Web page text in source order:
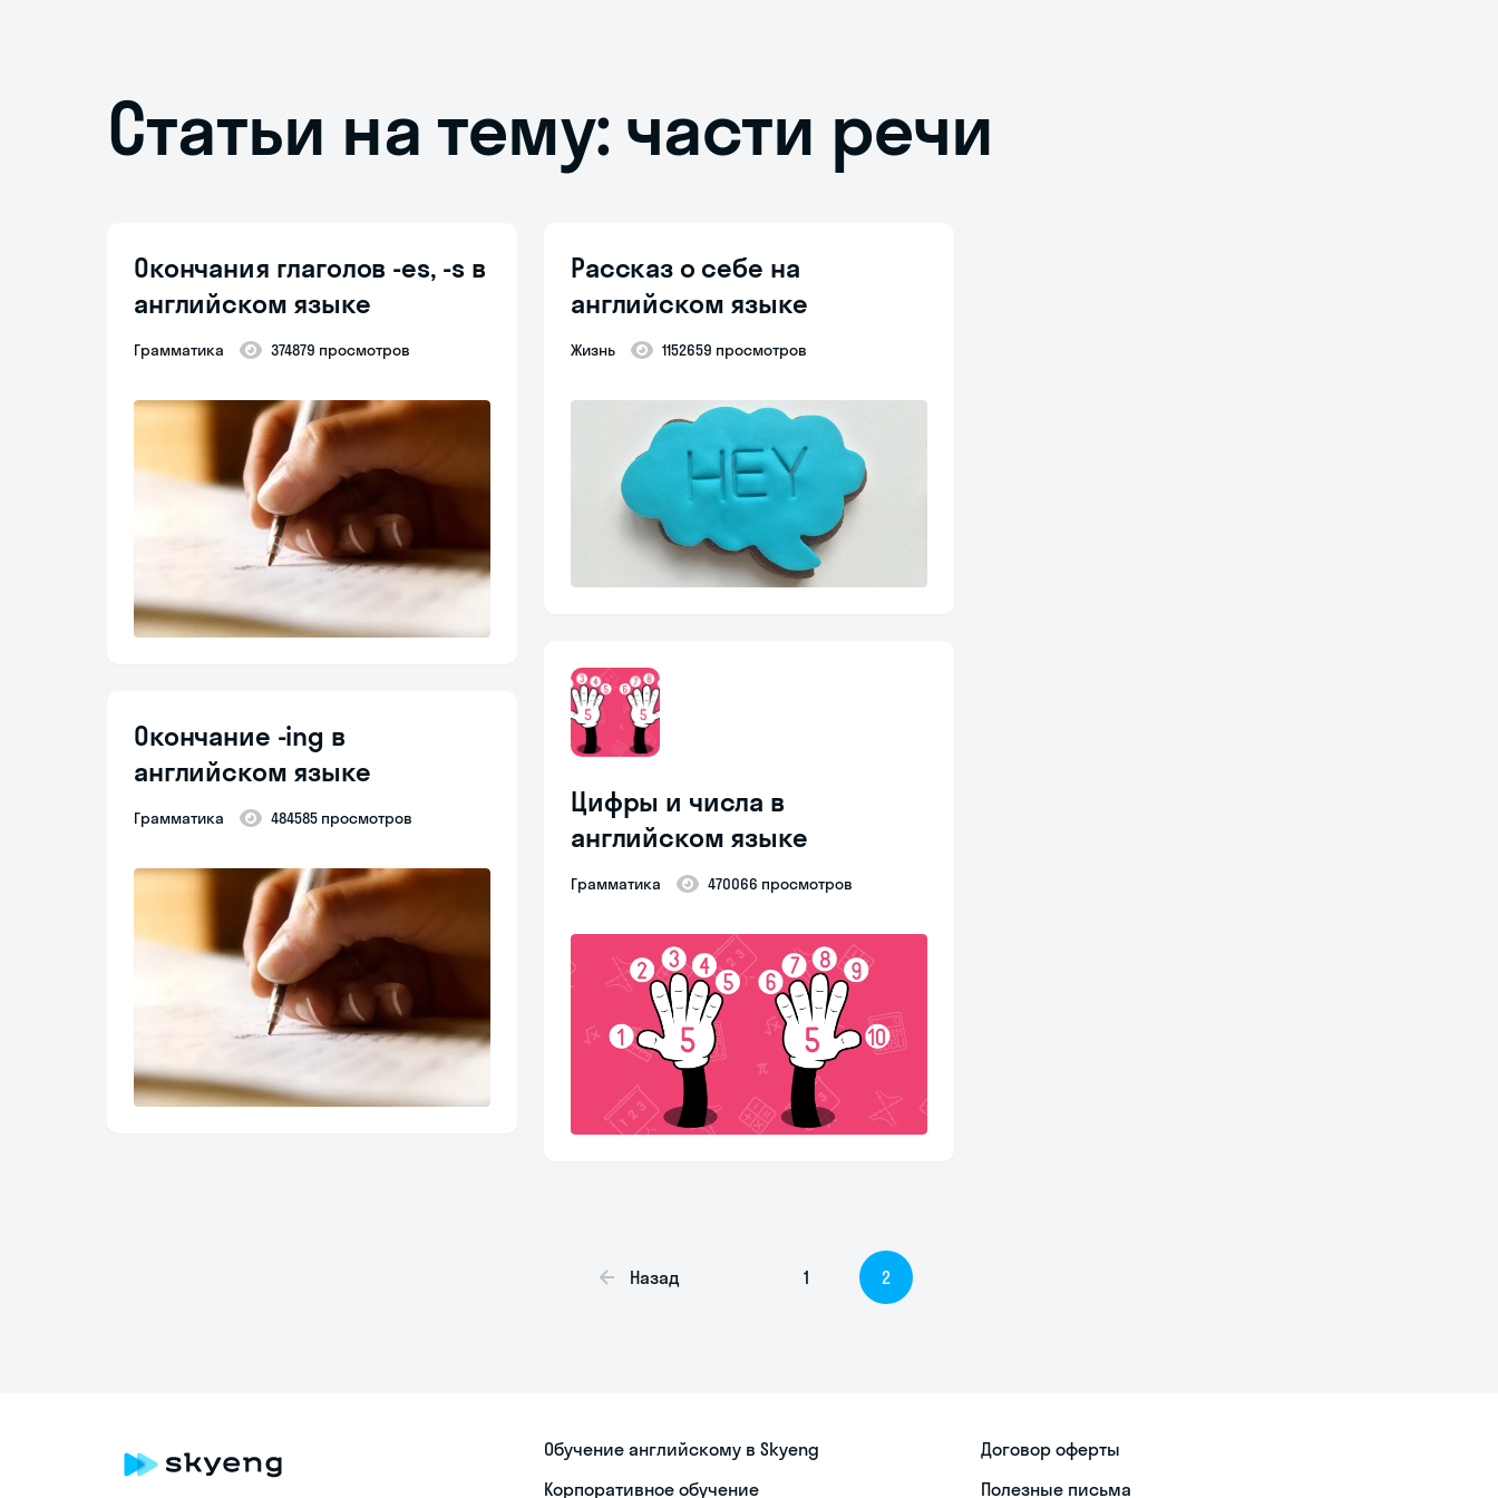
Статьи на тему: части речи
Окончания глаголов -es, -s в
английском языке
Грамматика 374879 просмотров
Окончание -ing в
английском языке
Грамматика 484585 просмотров
Рассказ о себе на
английском языке
Жизнь 1152659 просмотров
Цифры и числа в
английском языке
Грамматика 470066 просмотров
Назад 1 2
Обучение английскому в Skyeng
Корпоративное обучение
Договор оферты
Полезные письма